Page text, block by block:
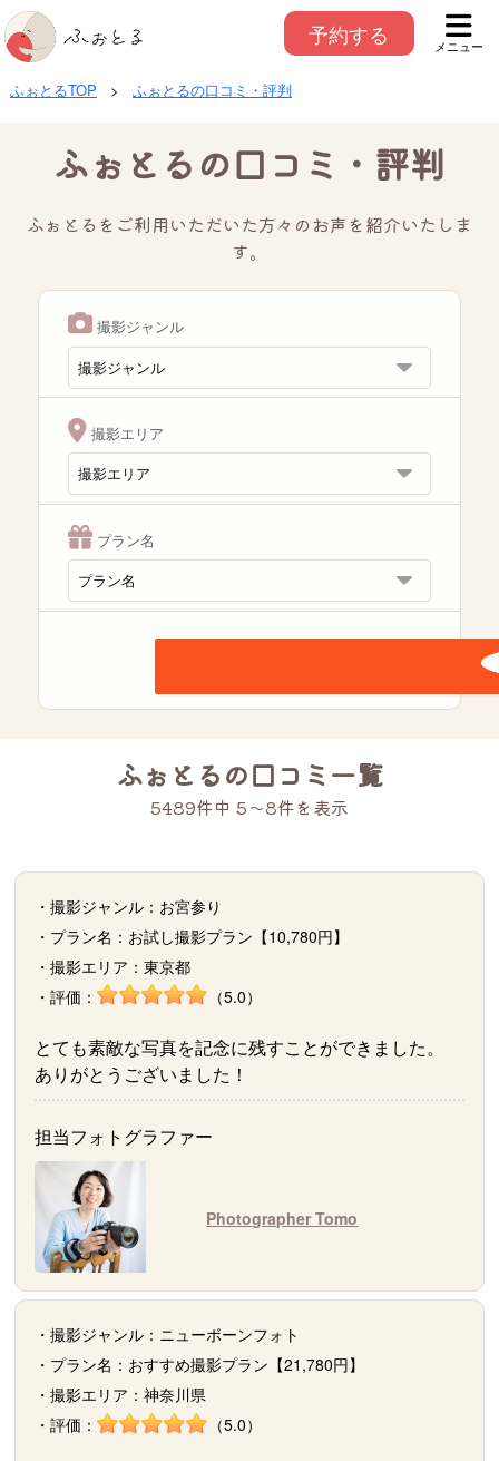
予約する メニュー
ふぉとるTOP > ふぉとるの口コミ・評判
ふぉとるの口コミ・評判
ふぉとるをご利用いただいた方々のお声を紹介いたしま
す。
撮影ジャンル
撮影エリア
プラン名
ふぉとるの口コミ一覧
5489件中 5〜8件を表示
・撮影ジャンル：お宮参り
・プラン名：お試し撮影プラン【10,780円】
・撮影エリア：東京都
・評価：
（5.0）
とても素敵な写真を記念に残すことができました。
ありがとうございました！
担当フォトグラファー
Photographer Tomo
・撮影ジャンル：ニューボーンフォト
・プラン名：おすすめ撮影プラン【21,780円】
・撮影エリア：神奈川県
・評価：
（5.0）